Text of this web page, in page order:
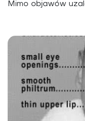
Mimo objawów